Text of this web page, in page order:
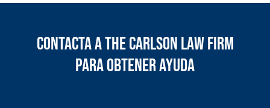
Contacta a The Carlson Law Firm
para obtener ayuda